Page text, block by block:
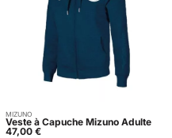
Acheter
MIZUNO
Veste à Capuche Mizuno Adulte
47,00 €